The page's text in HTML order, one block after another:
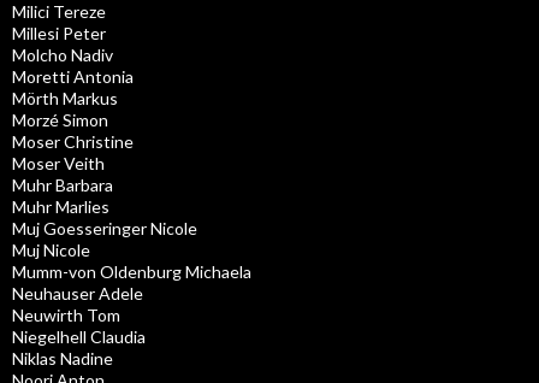
Milici Tereze
Millesi Peter
Molcho Nadiv
Moretti Antonia
Mörth Markus
Morzé Simon
Moser Christine
Moser Veith
Muhr Barbara
Muhr Marlies
Muj Goesseringer Nicole
Muj Nicole
Mumm-von Oldenburg Michaela
Neuhauser Adele
Neuwirth Tom
Niegelhell Claudia
Niklas Nadine